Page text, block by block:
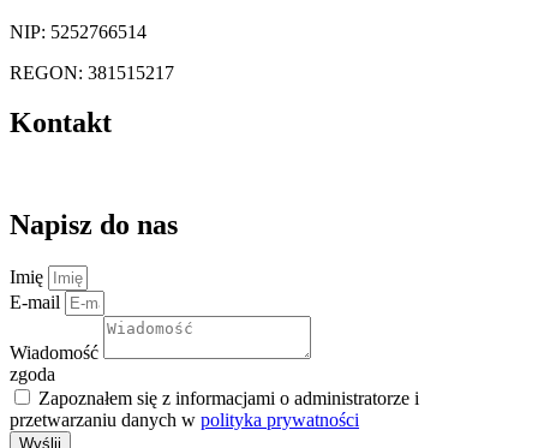
NIP: 5252766514
REGON: 381515217
Kontakt
Napisz do nas
Imię
E-mail
Wiadomość
zgoda
Zapoznałem się z informacjami o administratorze i
przetwarzaniu danych w polityka prywatności
Wyślij